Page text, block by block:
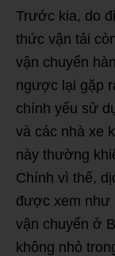
Trước kia, do
thức vận tải
vận chuyển
ngược lại gặp
chính yếu sử
và các nhà xe
này thường
Chính vì thế,
được xem như
vận chuyển ở
không nhỏ